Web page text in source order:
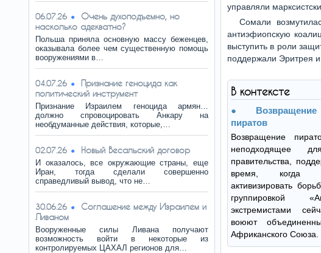
06.07.26
Очень духоподъемно, но
насколько адекватно?
Польша приняла основную массу беженцев,
оказывала более чем существенную помощь
вооружениями в…
04.07.26
Признание геноцида как
политический инструмент
Признание Израилем геноцида армян…
должно спровоцировать Анкару на
необдуманные действия, которые,…
02.07.26 Новый Весальский договор
И оказалось, все окружающие страны, еще
Иран, тогда сделали совершенно
справедливый вывод, что не…
30.06.26
Соглашение между Израилем и
Ливаном
Вооруженные силы Ливана получают
возможность войти в некоторые из
контролируемых ЦАХАЛ регионов для…
управляли
Сомали
антиэфиопскую
выступить в роли
поддержали Эритрея и
В контексте
пиратов
Возвращение
неподходящее
правительства,
время, когда
активизировать
группировкой
экстремистами
воюют
Африканского Союза.